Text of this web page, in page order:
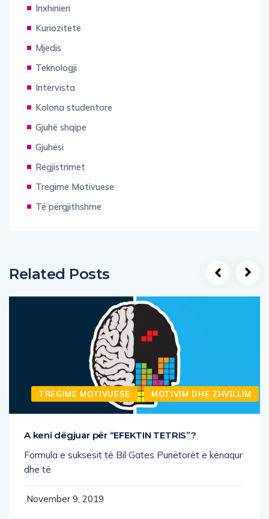
Inxhinieri
Kuriozitete
Mjedis
Teknologji
Intervista
Kolona studentore
Gjuhë shqipe
Gjuhësi
Regjistrimet
Tregime Motivuese
Të përgjithshme
Related Posts
TREGIME MOTIVUESE MOTIVIM DHE ZHVILLIM
A keni dëgjuar për “EFEKTIN TETRIS”?
Formula e suksesit të Bil Gates Punëtorët e kënaqur
dhe të
November 9, 2019